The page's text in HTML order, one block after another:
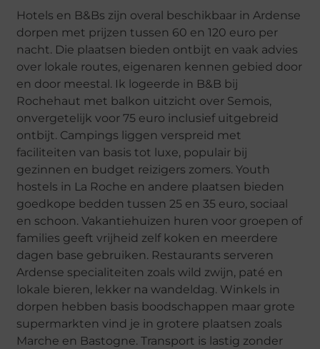
Hotels en B&Bs zijn overal beschikbaar in Ardense
dorpen met prijzen tussen 60 en 120 euro per
nacht. Die plaatsen bieden ontbijt en vaak advies
over lokale routes, eigenaren kennen gebied door
en door meestal. Ik logeerde in B&B bij
Rochehaut met balkon uitzicht over Semois,
onvergetelijk voor 75 euro inclusief uitgebreid
ontbijt. Campings liggen verspreid met
faciliteiten van basis tot luxe, populair bij
gezinnen en budget reizigers zomers. Youth
hostels in La Roche en andere plaatsen bieden
goedkope bedden tussen 25 en 35 euro, sociaal
en schoon. Vakantiehuizen huren voor groepen of
families geeft vrijheid zelf koken en meerdere
dagen base gebruiken. Restaurants serveren
Ardense specialiteiten zoals wild zwijn, paté en
lokale bieren, lekker na wandeldag. Winkels in
dorpen hebben basis boodschappen maar grote
supermarkten vind je in grotere plaatsen zoals
Marche en Bastogne. Transport is lastig zonder